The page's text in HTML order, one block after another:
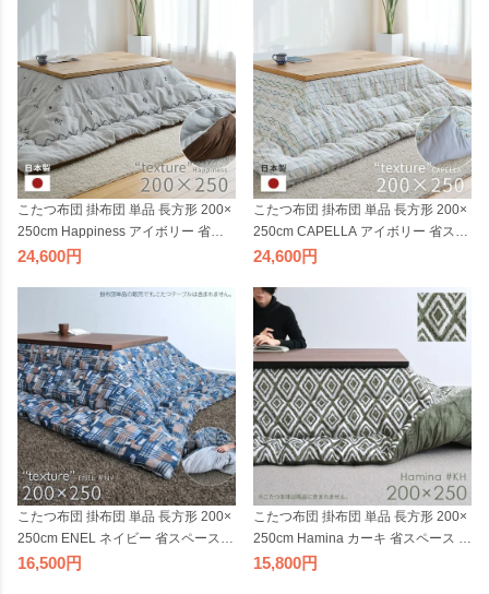
こたつ布団 掛布団 単品 長方形 200×
250cm Happiness アイボリー 省ス
ペース 薄掛け 掛け布団 シック 柄 日
24,600
こたつ布団 掛布団 単品 長方形 200×
250cm CAPELLA アイボリー 省スペ
ース 薄掛け 掛け布団 シック 柄 日本
24,600
こたつ布団 掛布団 単品 長方形 200×
250cm ENEL ネイビー 省スペース
薄掛け 掛け布団 紺色 シック 柄 日本
16,500
こたつ布団 掛布団 単品 長方形 200×
250cm Hamina カーキ 省スペース 薄
掛け グリーン 緑 掛け布団 北欧 柄 日
15,800